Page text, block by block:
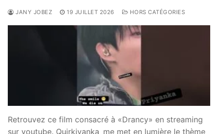
JANY JOBEZ 19 JUILLET 2026 HORS CATÉGORIES
Retrouvez ce film consacré à «Drancy» en streaming
sur youtube. Quirkiyanka_me met en lumière le thème